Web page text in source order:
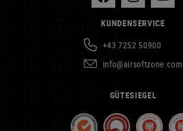
KUNDENSERVICE
+43 7252 50900
info@airsoftzone.com
GÜTESIEGEL